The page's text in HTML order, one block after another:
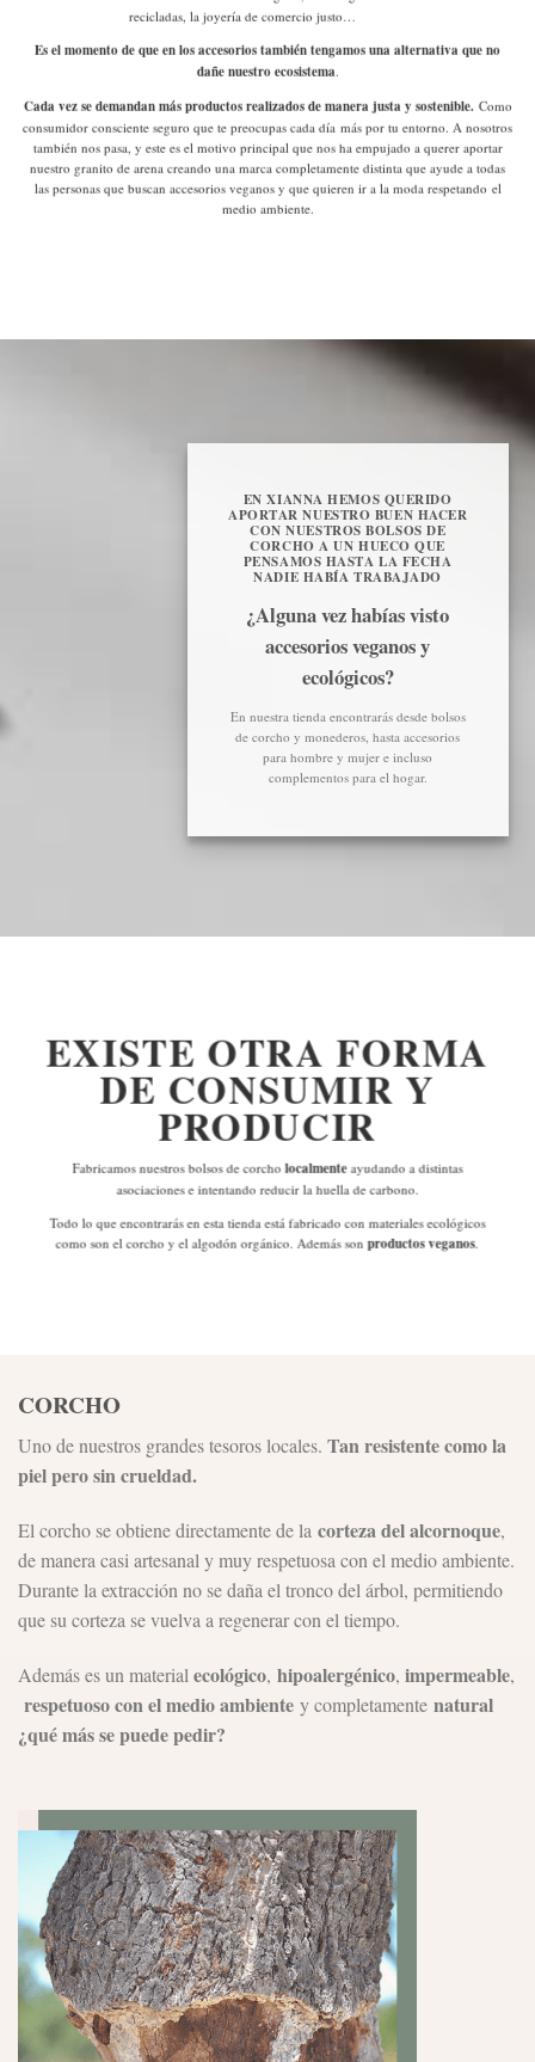
recicladas, la joyería de comercio justo…
Es el momento de que en los accesorios también tengamos una alternativa que no
dañe nuestro ecosistema.
Cada vez se demandan más productos realizados de manera justa y sostenible. Como
consumidor consciente seguro que te preocupas cada día más por tu entorno. A nosotros
también nos pasa, y este es el motivo principal que nos ha empujado a querer aportar
nuestro granito de arena creando una marca completamente distinta que ayude a todas
las personas que buscan accesorios veganos y que quieren ir a la moda respetando el
medio ambiente.
EN XIANNA HEMOS QUERIDO
APORTAR NUESTRO BUEN HACER
CON NUESTROS BOLSOS DE
CORCHO A UN HUECO QUE
PENSAMOS HASTA LA FECHA
NADIE HABÍA TRABAJADO
¿Alguna vez habías visto
accesorios veganos y
ecológicos?
En nuestra tienda encontrarás desde bolsos
de corcho y monederos, hasta accesorios
para hombre y mujer e incluso
complementos para el hogar.
EXISTE OTRA FORMA
DE CONSUMIR Y
PRODUCIR
Fabricamos nuestros bolsos de corcho localmenteayudando a distintas
asociaciones e intentando reducir la huella de carbono.
Todo lo que encontrarás en esta tienda está fabricado con materiales ecológicos
como son el corcho y el algodón orgánico. Además sonproductos veganos.
CORCHO
Uno de nuestros grandes tesoros locales. Tan resistente como la
piel pero sin crueldad.
El corcho se obtiene directamente de la corteza del alcornoque,
de manera casi artesanal y muy respetuosa con el medio ambiente.
Durante la extracción no se daña el tronco del árbol, permitiendo
que su corteza se vuelva a regenerar con el tiempo.
Además es un material ecológico, hipoalergénico, impermeable,
respetuoso con el medio ambiente y completamente natural
¿qué más se puede pedir?